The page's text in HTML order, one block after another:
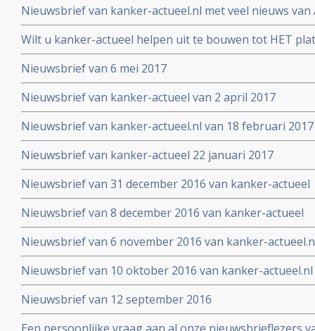
Nieuwsbrief van kanker-actueel.nl met veel nieuws van
2017
Wilt u kanker-actueel helpen uit te bouwen tot HET
hun naasten?
Nieuwsbrief van 6 mei 2017
Nieuwsbrief van kanker-actueel van 2 april 2017
Nieuwsbrief van kanker-actueel.nl van 18 februari 2017
Nieuwsbrief van kanker-actueel 22 januari 2017
Nieuwsbrief van 31 december 2016 van kanker-actueel
Nieuwsbrief van 8 december 2016 van kanker-actueel
Nieuwsbrief van 6 november 2016 van kanker-
Nieuwsbrief van 10 oktober 2016 van kanker-actueel.nl
Nieuwsbrief van 12 september 2016